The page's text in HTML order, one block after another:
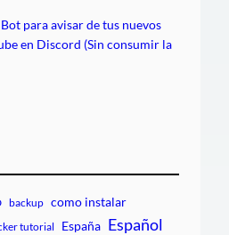
para avisar de tus nuevos
en Discord (Sin consumir la
backup como instalar
tutorial España Español